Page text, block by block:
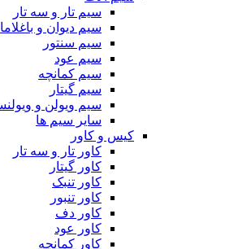
سیم تار و سه تار
سیم دیوان و باغلاما
سیم سنتور
سیم عود
سیم کمانچه
سیم گیتار
سیم ویولن و
سایر سیم ها
کیس و کاور
کاور تار و سه تار
کاور گیتار
کاور تنبک
کاور تنبور
کاور دف
کاور عود
کاور کمانچه